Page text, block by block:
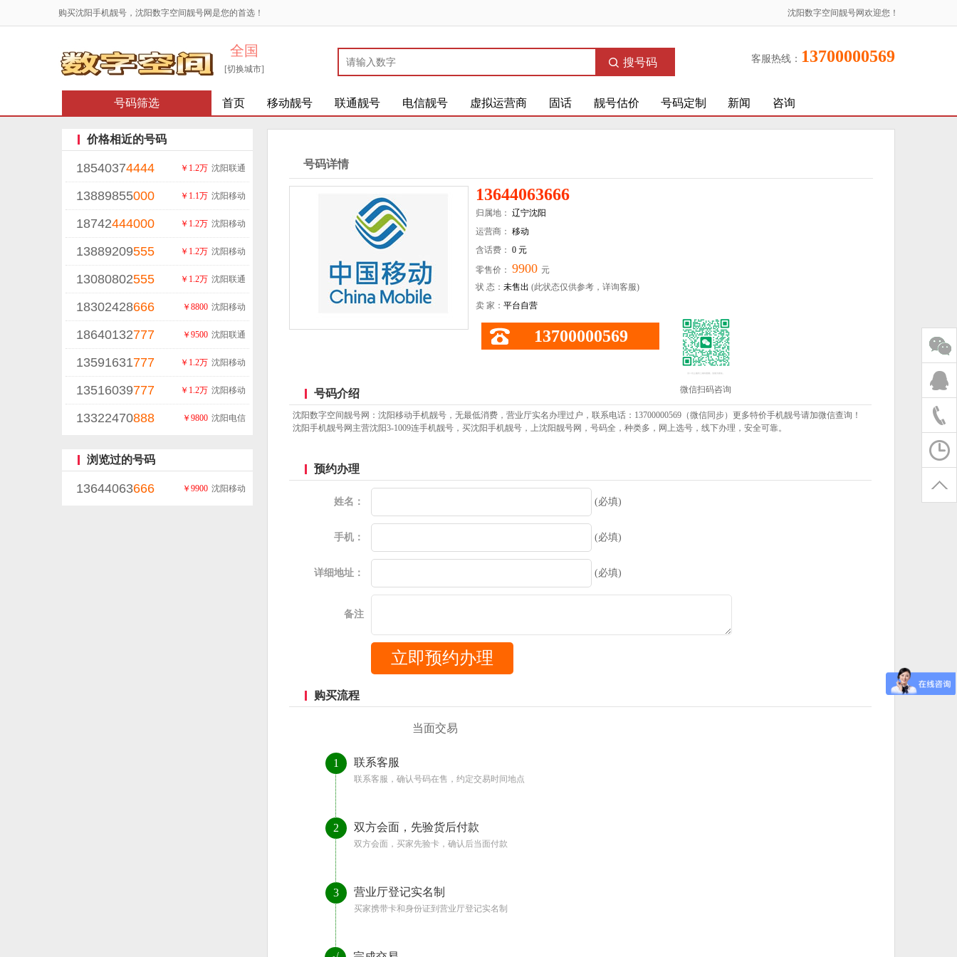
沈阳数字空间靓号网欢迎您！
购买沈阳手机靓号，沈阳数字空间靓号网是您的首选！
全国
[切换城市]
搜号码 客服热线： 13700000569
号码筛选 首页 移动靓号 联通靓号 电信靓号 虚拟运营商 固话 靓号估价 号码定制 新闻 咨询
价格相近的号码
18540374444 沈阳联通
￥1.2万
13889855000 沈阳移动
￥1.1万
18742444000 沈阳移动
￥1.2万
13889209555 沈阳移动
￥1.2万
13080802555 沈阳联通
￥1.2万
18302428666 沈阳移动
￥8800
18640132777 沈阳联通
￥9500
13591631777 沈阳移动
￥1.2万
13516039777 沈阳移动
￥1.2万
13322470888 沈阳电信
￥9800
浏览过的号码
13644063666 沈阳移动
￥9900
号码详情
13644063666
归属地： 辽宁沈阳
运营商： 移动
含话费： 0 元
零售价： 9900 元
状 态： 未售出 (此状态仅供参考，详询客服)
卖 家： 平台自营
13700000569
微信扫码咨询
号码介绍
沈阳数字空间靓号网：沈阳移动手机靓号，无最低消费，营业厅实名办理过户，联系电话：13700000569（微信同步）更多特价手机靓号请加微信查询！
沈阳手机靓号网主营沈阳3-1009连手机靓号，买沈阳手机靓号，上沈阳靓号网，号码全，种类多，网上选号，线下办理，安全可靠。
预约办理
姓名： (必填)
手机： (必填)
详细地址： (必填)
备注
购买流程
当面交易
1 联系客服
联系客服，确认号码在售，约定交易时间地点
2 双方会面，先验货后付款
双方会面，买家先验卡，确认后当面付款
3 营业厅登记实名制
买家携带卡和身份证到营业厅登记实名制